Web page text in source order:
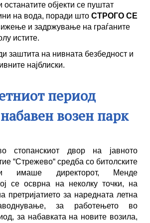
Октомври 2024 15:25
останатите објекти се пуштат
на вода, поради што СТРОГО СЕ
и задржување на граѓаните
истите.
заштита на нивната безбедност и
најблиски.
период
возен парк
стопанскиот двор на јавното
“Стрежево“ средба со битолските
имаше директорот, Менде
се осврна на неколку точки, на
претријатието за наредната летна
за работењето во
за набавката на новите возила,